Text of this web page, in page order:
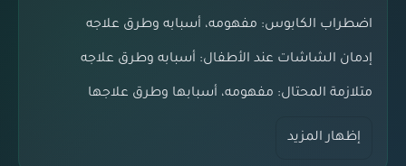
اضطراب الكابوس: مفهومه، أسبابه وطرق علاجه
إدمان الشاشات عند الأطفال: أسبابه وطرق علاجه
متلازمة المحتال: مفهومه، أسبابها وطرق علاجها
إظهار المزيد